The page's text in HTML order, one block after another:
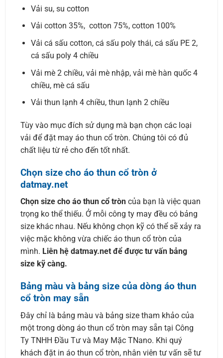
Vải su, su cotton
Vải cotton 35%, cotton 75%, cotton 100%
Vải cá sấu cotton, cá sấu poly thái, cá sấu PE 2,
cá sấu poly 4 chiều
Vải mè 2 chiều, vải mè nhập, vải mè hàn quốc 4
chiều, mè cá sấu
Vải thun lạnh 4 chiều, thun lạnh 2 chiều
Tùy vào mục đích sử dụng mà bạn chọn các loại
vải để đặt may áo thun cổ tròn. Chúng tôi có đủ
chất liệu từ rẻ cho đến tốt nhất.
Chọn size cho áo thun cổ tròn ở
datmay.net
Chọn size cho áo thun cổ tròn của bạn là việc quan
trọng ko thể thiếu. Ở mỗi công ty may đều có bảng
size khác nhau. Nếu không chọn kỹ có thể sẽ xảy ra
việc mặc không vừa chiếc áo thun cổ tròn của
mình. Liên hệ datmay.net để được tư vấn bảng
size kỹ càng.
Bảng màu và bảng size của dòng áo thun
cổ tròn may sẵn
Đây chỉ là bảng màu và bảng size tham khảo của
một trong dòng áo thun cổ tròn may sẵn tại Công
Ty TNHH Đầu Tư và May Mặc TNano. Khi quý
khách đặt in áo thun cổ tròn, nhân viên tư vấn sẽ tư